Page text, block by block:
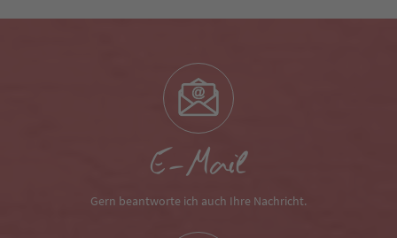
E-Mail
Gern beantworte ich auch Ihre Nachricht.